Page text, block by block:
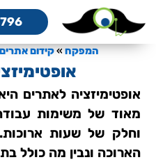
המפקח»קידום אתרים
אופטימיזציה לאתרים
מאוד של משימות
וחלק של שעות